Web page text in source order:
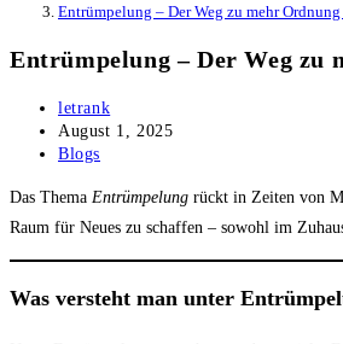
Entrümpelung – Der Weg zu mehr
Entrümpelung – Der Weg
Post
author:
letrank
Post
published:
August 1, 2025
Post
Blogs
Das Thema Entrümpelung rückt in Zeiten von
Raum für Neues zu schaffen – sowohl im
Was versteht man unter